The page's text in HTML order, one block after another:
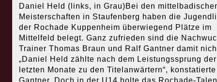
Daniel Held (links, in Grau)Bei den
Meisterschaften in Staufenberg haben die
der Rochade Kuppenheim überwiegend Plätze im
Mittelfeld belegt. Ganz zufrieden sind die
Trainer Thomas Braun und Ralf Gantner damit
„Daniel Held zählte nach dem Leistungssprung der
letzten Monate zu den Titelanwärtern“, konstatierte
Gantner. Doch in der U14 holte das Rochade-